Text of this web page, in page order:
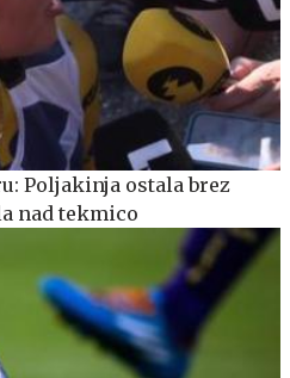
Poljakinja ostala brez
nad tekmico